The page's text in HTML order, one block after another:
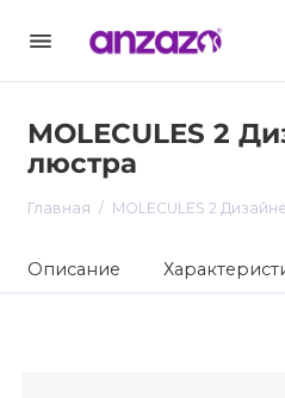
MOLECULES 2
люстра
Главная MOLECULES 2
Описание